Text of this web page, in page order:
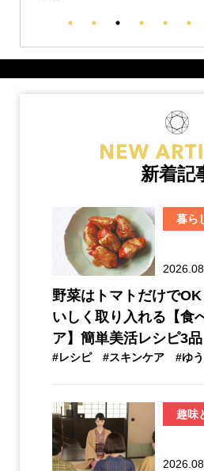
新着記
暮ら
野菜はトマトだけで
いしく取り入れる【食
ア】簡単美活レシピ3品
#レシピ #スキンケア #ゆ
趣味